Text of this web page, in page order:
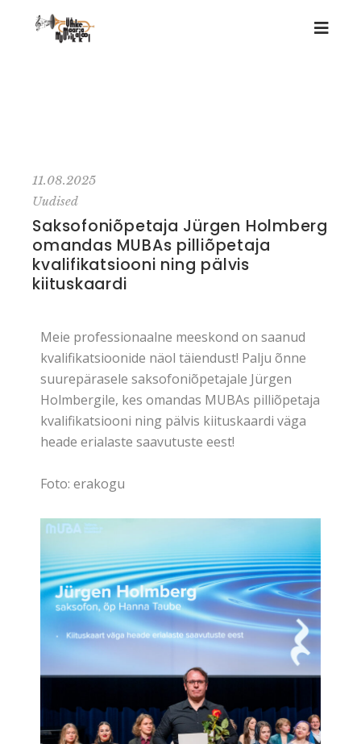
11.08.2025
Uudised
Saksofoniõpetaja Jürgen Holmberg
omandas MUBAs pilliõpetaja
kvalifikatsiooni ning pälvis
kiituskaardi
Meie professionaalne meeskond on saanud
kvalifikatsioonide näol täiendust! Palju õnne
suurepärasele saksofoniõpetajale Jürgen
Holmbergile, kes omandas MUBAs pilliõpetaja
kvalifikatsiooni ning pälvis kiituskaardi väga
heade erialaste saavutuste eest!
Foto: erakogu